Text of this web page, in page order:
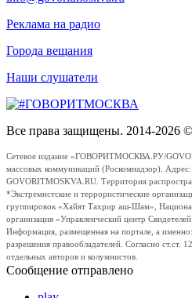
Реклама на радио
Города вещания
Наши слушатели
Все права защищены. 2014-2026
Сетевое издание «ГОВОРИТМОСКВА.РУ/
массовых коммуникаций (Роскомнадзор).
GOVORITMOSKVA.RU. Территория
*Экстремистские и террористические
группировок «Хайят Тахрир аш-Шам»,
организация «Управленческий центр
Информация, размещенная на портале, а
разрешения правообладателей. Согласно
отдельных авторов и колумнистов.
Сообщение отправлено